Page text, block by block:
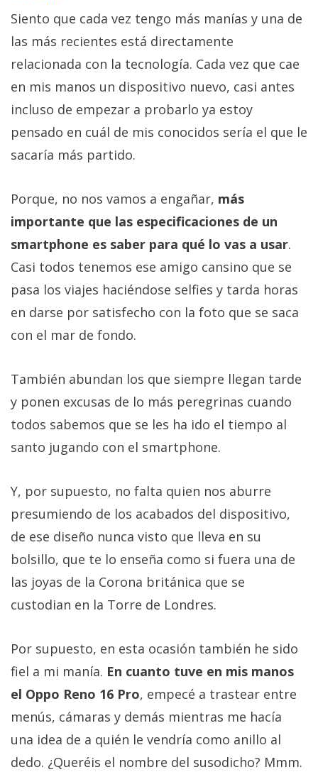
Siento que cada vez tengo más manías y una de
las más recientes está directamente
relacionada con la tecnología. Cada vez que cae
en mis manos un dispositivo nuevo, casi antes
incluso de empezar a probarlo ya estoy
pensado en cuál de mis conocidos sería el que le
sacaría más partido.
Porque, no nos vamos a engañar, más
importante que las especificaciones de un
smartphone es saber para qué lo vas a usar.
Casi todos tenemos ese amigo cansino que se
pasa los viajes haciéndose selfies y tarda horas
en darse por satisfecho con la foto que se saca
con el mar de fondo.
También abundan los que siempre llegan tarde
y ponen excusas de lo más peregrinas cuando
todos sabemos que se les ha ido el tiempo al
santo jugando con el smartphone.
Y, por supuesto, no falta quien nos aburre
presumiendo de los acabados del dispositivo,
de ese diseño nunca visto que lleva en su
bolsillo, que te lo enseña como si fuera una de
las joyas de la Corona británica que se
custodian en la Torre de Londres.
Por supuesto, en esta ocasión también he sido
fiel a mi manía. En cuanto tuve en mis manos
el Oppo Reno 16 Pro, empecé a trastear entre
menús, cámaras y demás mientras me hacía
una idea de a quién le vendría como anillo al
dedo. ¿Queréis el nombre del susodicho? Mmm.